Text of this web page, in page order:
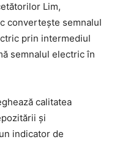
Lim,
convertește semnalul
prin intermediul
semnalul electric în
calitatea
și
indicator de